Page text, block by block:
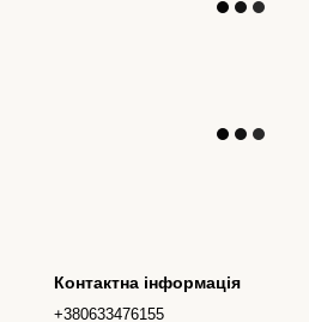
Контактна інформація
+380633476155